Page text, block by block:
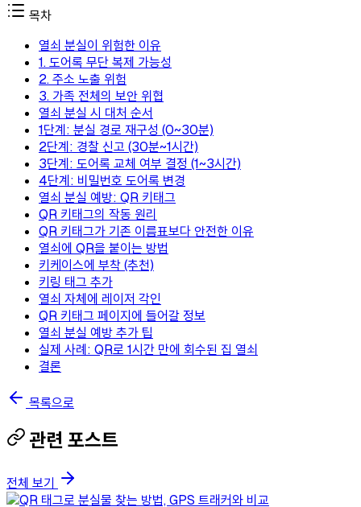
목차
열쇠 분실이 위험한 이유
1. 도어록 무단 복제 가능성
2. 주소 노출 위험
3. 가족 전체의 보안 위협
열쇠 분실 시 대처 순서
1단계: 분실 경로 재구성 (0~30분)
2단계: 경찰 신고 (30분~1시간)
3단계: 도어록 교체 여부 결정 (1~3시간)
4단계: 비밀번호 도어록 변경
열쇠 분실 예방: QR 키태그
QR 키태그의 작동 원리
QR 키태그가 기존 이름표보다 안전한 이유
열쇠에 QR을 붙이는 방법
키케이스에 부착 (추천)
키링 태그 추가
열쇠 자체에 레이저 각인
QR 키태그 페이지에 들어갈 정보
열쇠 분실 예방 추가 팁
실제 사례: QR로 1시간 만에 회수된 집 열쇠
결론
목록으로
관련 포스트
전체 보기